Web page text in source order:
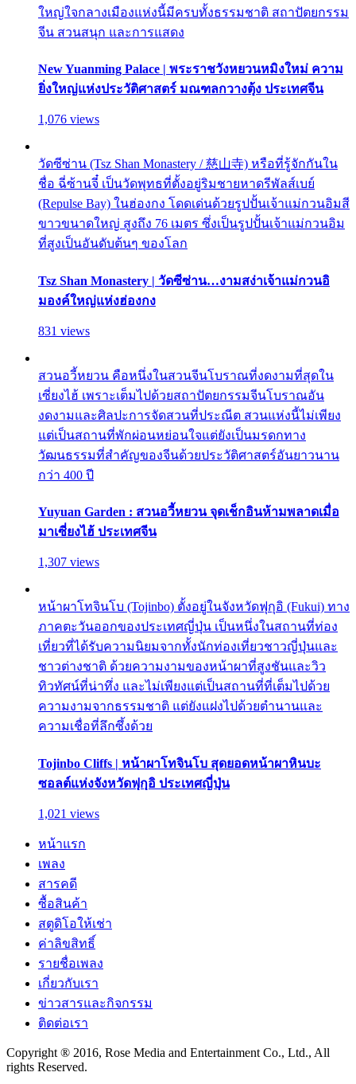
ใหญ่ใจกลางเมืองแห่งนี้มีครบทั้งธรรมชาติ สถาปัตยกรรม
จีน สวนสนุก และการแสดง
New Yuanming Palace | พระราชวังหยวนหมิงใหม่ ความ
ยิ่งใหญ่แห่งประวัติศาสตร์ มณฑลกวางตุ้ง ประเทศจีน
1,076 views
วัดซีซ่าน (Tsz Shan Monastery / 慈山寺) หรือที่รู้จักกันใน
ชื่อ ฉี่ซ้านจี๋ เป็นวัดพุทธที่ตั้งอยู่ริมชายหาดรีพัลส์เบย์
(Repulse Bay) ในฮ่องกง โดดเด่นด้วยรูปปั้นเจ้าแม่กวนอิมสี
ขาวขนาดใหญ่ สูงถึง 76 เมตร ซึ่งเป็นรูปปั้นเจ้าแม่กวนอิม
ที่สูงเป็นอันดับต้นๆ ของโลก
Tsz Shan Monastery | วัดซีซ่าน…งามสง่าเจ้าแม่กวนอิ
มองค์ใหญ่แห่งฮ่องกง
831 views
สวนอวี้หยวน คือหนึ่งในสวนจีนโบราณที่งดงามที่สุดใน
เซี่ยงไฮ้ เพราะเต็มไปด้วยสถาปัตยกรรมจีนโบราณอัน
งดงามและศิลปะการจัดสวนที่ประณีต สวนแห่งนี้ไม่เพียง
แต่เป็นสถานที่พักผ่อนหย่อนใจแต่ยังเป็นมรดกทาง
วัฒนธรรมที่สำคัญของจีนด้วยประวัติศาสตร์อันยาวนาน
กว่า 400 ปี
Yuyuan Garden : สวนอวี้หยวน จุดเช็กอินห้ามพลาดเมื่อ
มาเซี่ยงไฮ้ ประเทศจีน
1,307 views
หน้าผาโทจินโบ (Tojinbo) ตั้งอยู่ในจังหวัดฟุกุอิ (Fukui) ทาง
ภาคตะวันออกของประเทศญี่ปุ่น เป็นหนึ่งในสถานที่ท่อง
เที่ยวที่ได้รับความนิยมจากทั้งนักท่องเที่ยวชาวญี่ปุ่นและ
ชาวต่างชาติ ด้วยความงามของหน้าผาที่สูงชันและวิว
ทิวทัศน์ที่น่าทึ่ง และไม่เพียงแต่เป็นสถานที่ที่เต็มไปด้วย
ความงามจากธรรมชาติ แต่ยังแฝงไปด้วยตำนานและ
ความเชื่อที่ลึกซึ้งด้วย
Tojinbo Cliffs | หน้าผาโทจินโบ สุดยอดหน้าผาหินบะ
ซอลต์แห่งจังหวัดฟุกุอิ ประเทศญี่ปุ่น
1,021 views
หน้าแรก
เพลง
สารคดี
ซื้อสินค้า
สตูดิโอให้เช่า
ค่าลิขสิทธิ์
รายชื่อเพลง
เกี่ยวกับเรา
ข่าวสารและกิจกรรม
ติดต่อเรา
Copyright ® 2016, Rose Media and Entertainment Co., Ltd., All
rights Reserved.